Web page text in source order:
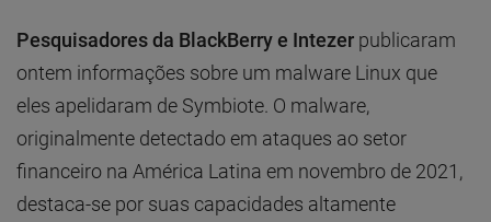
Pesquisadores da BlackBerry e Intezer publicaram
ontem informações sobre um malware Linux que
eles apelidaram de Symbiote. O malware,
originalmente detectado em ataques ao setor
financeiro na América Latina em novembro de 2021,
destaca-se por suas capacidades altamente